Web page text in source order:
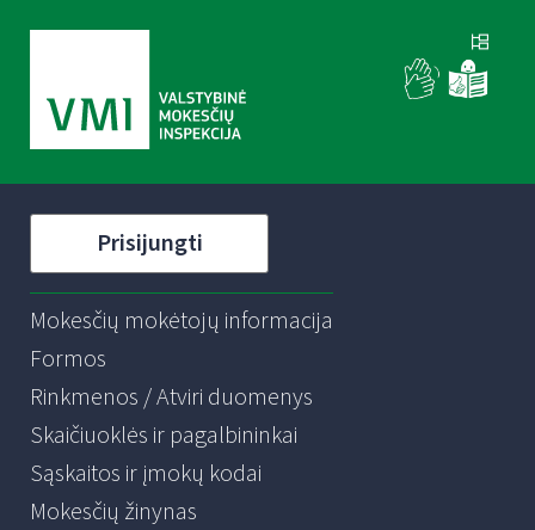
Prisijungti
Mokesčių mokėtojų informacija
Formos
Rinkmenos / Atviri duomenys
Skaičiuoklės ir pagalbininkai
Sąskaitos ir įmokų kodai
Mokesčių žinynas